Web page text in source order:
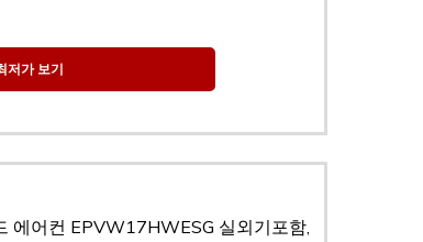
저가 보기
에어컨 EPVW17HWESG 실외기포함,